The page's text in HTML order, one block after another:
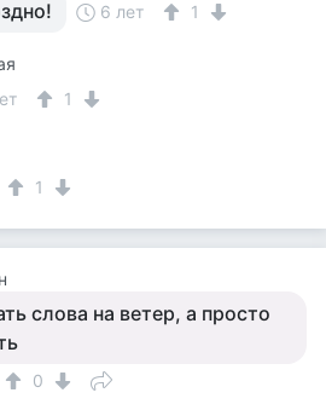
6 лет 1
1
1
слова на ветер, а просто
0